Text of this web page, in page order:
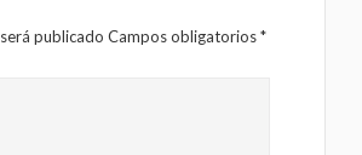
será publicado Campos obligatorios*